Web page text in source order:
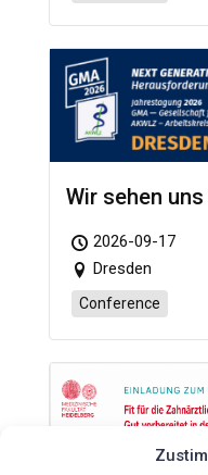
Wir sehen
2026-09-17
Dresden
Conference